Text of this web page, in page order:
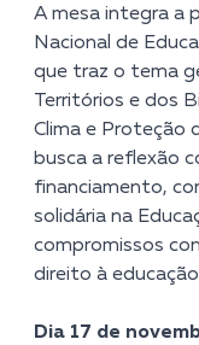
A mesa integra a
Nacional de
que traz o tema
Territórios e dos
Clima e Proteção
busca a reflexão
financiamento,
solidária na
compromissos
direito à
Dia 17 de